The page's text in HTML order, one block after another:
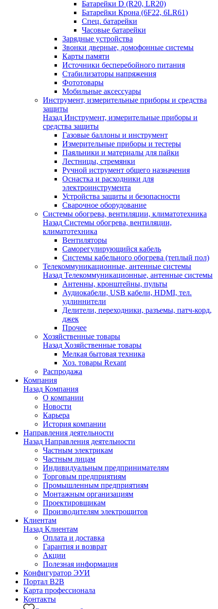
Батарейки D (R20, LR20)
Батарейки Крона (6F22, 6LR61)
Спец. батарейки
Часовые батарейки
Зарядные устройства
Звонки дверные, домофонные системы
Карты памяти
Источники бесперебойного питания
Стабилизаторы напряжения
Фототовары
Мобильные аксессуары
Инструмент, измерительные приборы и средства
защиты
Назад Инструмент, измерительные приборы и
средства защиты
Газовые баллоны и инструмент
Измерительные приборы и тестеры
Паяльники и материалы для пайки
Лестницы, стремянки
Ручной иструмент общего назначения
Оснастка и расходники для
электроинструмента
Устройства защиты и безопасности
Сварочное оборудование
Системы обогрева, вентиляции, климатотехника
Назад Системы обогрева, вентиляции,
климатотехника
Вентиляторы
Саморегулирующийся кабель
Системы кабельного обогрева (теплый пол)
Телекоммуникационные, антенные системы
Назад Телекоммуникационные, антенные системы
Антенны, кронштейны, пульты
Аудиокабели, USB кабели, HDMI, тел.
удлиннители
Делители, переходники, разъемы, патч-корд,
джек
Прочее
Хозяйственные товары
Назад Хозяйственные товары
Мелкая бытовая техника
Хоз. товары Rexant
Распродажа
Компания
Назад Компания
О компании
Новости
Карьера
История компании
Направления деятельности
Назад Направления деятельности
Частным электрикам
Частным лицам
Индивидуальным предпринимателям
Торговым предприятиям
Промышленным предприятиям
Монтажным организациям
Проектировщикам
Производителям электрощитов
Клиентам
Назад Клиентам
Оплата и доставка
Гарантия и возврат
Акции
Полезная информация
Конфигуратор ЭУИ
Портал B2B
Карта профессионала
Контакты